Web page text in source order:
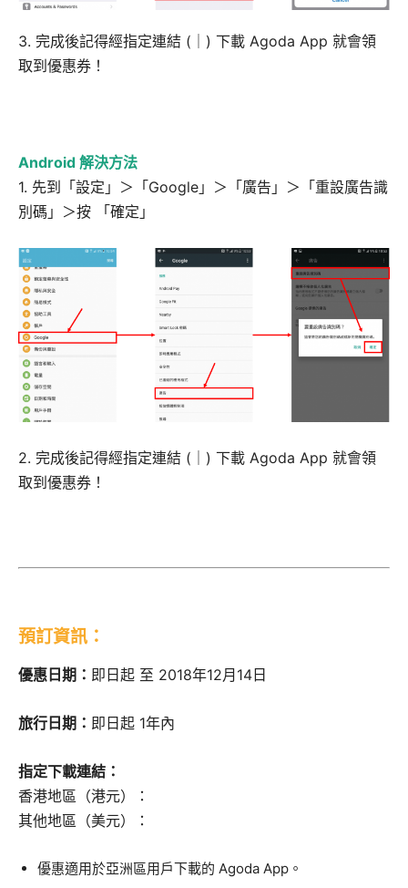
3. 完成後記得經指定連結 (｜) 下載 Agoda App 就會領
取到優惠券！
Android 解決方法
1. 先到「設定」＞「Google」＞「廣告」＞「重設廣告識
別碼」＞按 「確定」
2. 完成後記得經指定連結 (｜) 下載 Agoda App 就會領
取到優惠券！
預訂資訊：
優惠日期： 即日起 至 2018年12月14日
旅行日期： 即日起 1年內
指定下載連結：
香港地區（港元）：
其他地區（美元）：
優惠適用於亞洲區用戶下載的 Agoda App。